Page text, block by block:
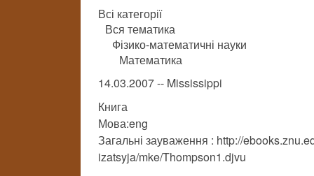
Всі категорії
Вся тематика
Фізико-математичні науки
Математика
14.03.2007 -- Mississippi
Книга
Мова:eng
Загальні зауваження : http://
izatsyja/mke/Thompson1.djvu